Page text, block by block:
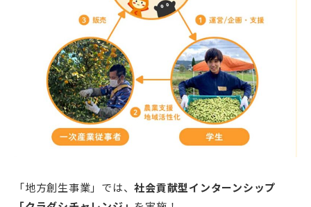
「地方創生事業」では、社会貢献型インターンシップ